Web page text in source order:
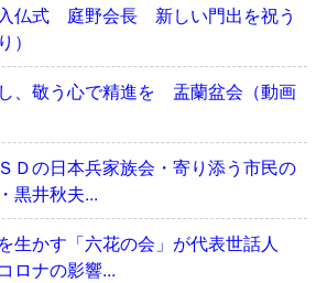
仏式 庭野会長 新しい門出を祝う
）
、敬う心で精進を 盂蘭盆会（動画
Ｄの日本兵家族会・寄り添う市民の
黒井秋夫...
生かす「六花の会」が代表世話人
ナの影響...